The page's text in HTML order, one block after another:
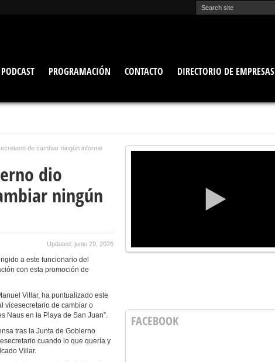
PODCAST PROGRAMACIÓN CONTACTO
DIRECTORIO DE EMPRESAS
de cambiar ningún informe
dio
ningún
Updated: junio 29, 2026
a este funcionario del
con esta promoción de
Villar, ha puntualizado este
vicesecretario de cambiar o
Naus en la Playa de San Juan”.
tras la Junta de Gobierno
cuando lo que quería y
Villar.
FACEBOOK